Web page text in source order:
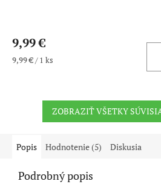
produktu
je
5,0
hviezdičiek.
9,99 €
Jednotková
9,99 € / 1 ks
ZOBRAZIŤ VŠETKY
Popis Hodnotenie (5) Diskusia
Podrobný popis